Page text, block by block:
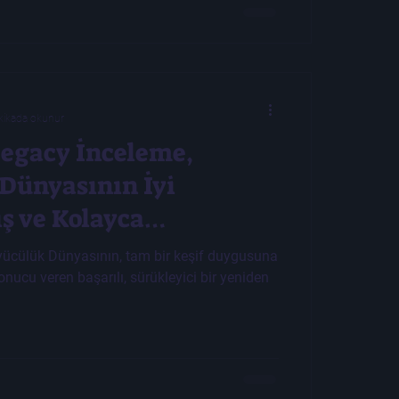
İnceleme,
İyi
ve Kolayca
Bir Keşfidir
Dünyasının, tam bir keşif duygusuna
veren başarılı, sürükleyici bir yeniden
okunur